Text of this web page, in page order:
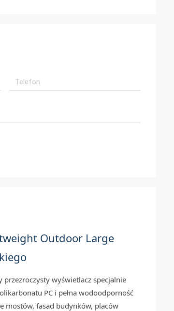
Outdoor Large
wyświetlacz specjalnie
PC i pełna wodoodporność
mostów, fasad budynków, placów